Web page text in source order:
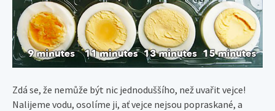
Zdá se, že nemůže být nic jednoduššího, než uvařit vejce!
Nalijeme vodu, osolíme ji, ať vejce nejsou popraskané, a